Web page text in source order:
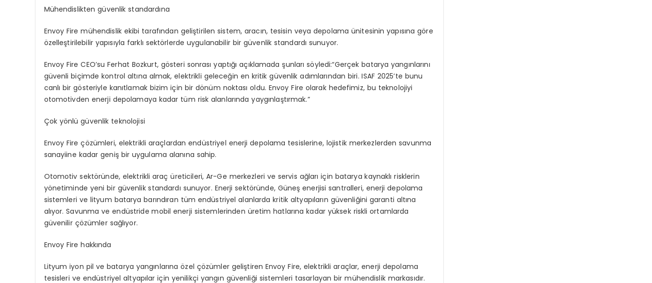
Mühendisliktengüvenlikstandardına
Envoy Fire mühendislik ekibi tarafından geliştirilen sistem, aracın, tesisin veya depolama ünitesinin yapısına göre
özelleştirilebilir yapısıyla farklı sektörlerde uygulanabilir bir güvenlik standardı sunuyor.
Envoy Fire CEO’su Ferhat Bozkurt, gösteri sonrası yaptığı açıklamada şunları söyledi:“Gerçek batarya yangınlarını
güvenli biçimde kontrol altına almak, elektrikli geleceğin en kritik güvenlik adımlarından biri. ISAF 2025’te bunu
canlı bir gösteriyle kanıtlamak bizim için bir dönüm noktası oldu. Envoy Fire olarak hedefimiz, bu teknolojiyi
otomotivden enerji depolamaya kadar tüm risk alanlarında yaygınlaştırmak.”
Çok yönlü güvenlik teknolojisi
Envoy Fire çözümleri, elektrikli araçlardan endüstriyel enerji depolama tesislerine, lojistik merkezlerden savunma
sanayiine kadar geniş bir uygulama alanına sahip.
Otomotiv sektöründe, elektrikli araç üreticileri, Ar-Ge merkezleri ve servis ağları için batarya kaynaklı risklerin
yönetiminde yeni bir güvenlik standardı sunuyor. Enerji sektöründe, Güneş enerjisi santralleri, enerji depolama
sistemleri ve lityum batarya barındıran tüm endüstriyel alanlarda kritik altyapıların güvenliğini garanti altına
alıyor. Savunma ve endüstride mobil enerji sistemlerinden üretim hatlarına kadar yüksek riskli ortamlarda
güvenilir çözümler sağlıyor.
Envoy Firehakkında
Lityum iyon pil ve batarya yangınlarına özel çözümler geliştiren Envoy Fire, elektrikli araçlar, enerji depolama
tesisleri ve endüstriyel altyapılar için yenilikçi yangın güvenliği sistemleri tasarlayan bir mühendislik markasıdır.